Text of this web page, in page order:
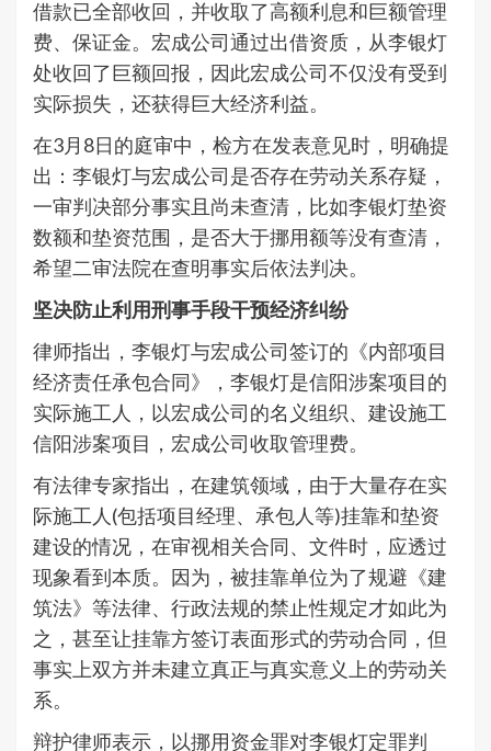
借款已全部收回，并收取了高额利息和巨额管理
费、保证金。宏成公司通过出借资质，从李银灯
处收回了巨额回报，因此宏成公司不仅没有受到
实际损失，还获得巨大经济利益。
在3月8日的庭审中，检方在发表意见时，明确提
出：李银灯与宏成公司是否存在劳动关系存疑，
一审判决部分事实且尚未查清，比如李银灯垫资
数额和垫资范围，是否大于挪用额等没有查清，
希望二审法院在查明事实后依法判决。
坚决防止利用刑事手段干预经济纠纷
律师指出，李银灯与宏成公司签订的《内部项目
经济责任承包合同》，李银灯是信阳涉案项目的
实际施工人，以宏成公司的名义组织、建设施工
信阳涉案项目，宏成公司收取管理费。
有法律专家指出，在建筑领域，由于大量存在实
际施工人(包括项目经理、承包人等)挂靠和垫资
建设的情况，在审视相关合同、文件时，应透过
现象看到本质。因为，被挂靠单位为了规避《建
筑法》等法律、行政法规的禁止性规定才如此为
之，甚至让挂靠方签订表面形式的劳动合同，但
事实上双方并未建立真正与真实意义上的劳动关
系。
辩护律师表示，以挪用资金罪对李银灯定罪判